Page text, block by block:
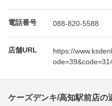
電話番号 088-820-5588
店舗URL
https://
ケーズデンキ/高知駅前店の